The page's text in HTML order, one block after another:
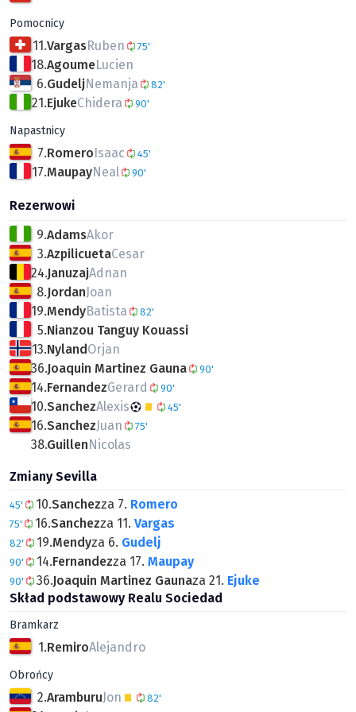
Pomocnicy
11.VargasRuben 75'
18.AgoumeLucien
6.GudeljNemanja 82'
21.EjukeChidera 90'
Napastnicy
7.RomeroIsaac 45'
17.MaupayNeal 90'
Rezerwowi
9.AdamsAkor
3.AzpilicuetaCesar
24.JanuzajAdnan
8.JordanJoan
19.MendyBatista 82'
5.Nianzou Tanguy Kouassi
13.NylandOrjan
36.Joaquin Martinez Gauna 90'
14.FernandezGerard 90'
10.SanchezAlexis 45'
16.SanchezJuan 75'
38.GuillenNicolas
Zmiany Sevilla
45' 10.Sanchezza 7. Romero
75' 16.Sanchezza 11. Vargas
82' 19.Mendyza 6. Gudelj
90' 14.Fernandezza 17. Maupay
90' 36.Joaquin Martinez Gaunaza 21. Ejuke
Skład podstawowy Realu Sociedad
Bramkarz
1.RemiroAlejandro
Obrońcy
2.AramburuJon 82'